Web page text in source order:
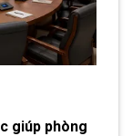
giúp phòng